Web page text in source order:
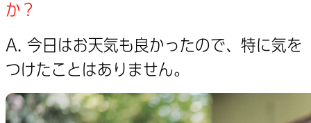
か？
A. 今日はお天気も良かったので、特に気を
つけたことはありません。